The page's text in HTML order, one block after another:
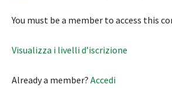
You must be a member to access this
Visualizza i livelli d’iscrizione
Already a member? Accedi